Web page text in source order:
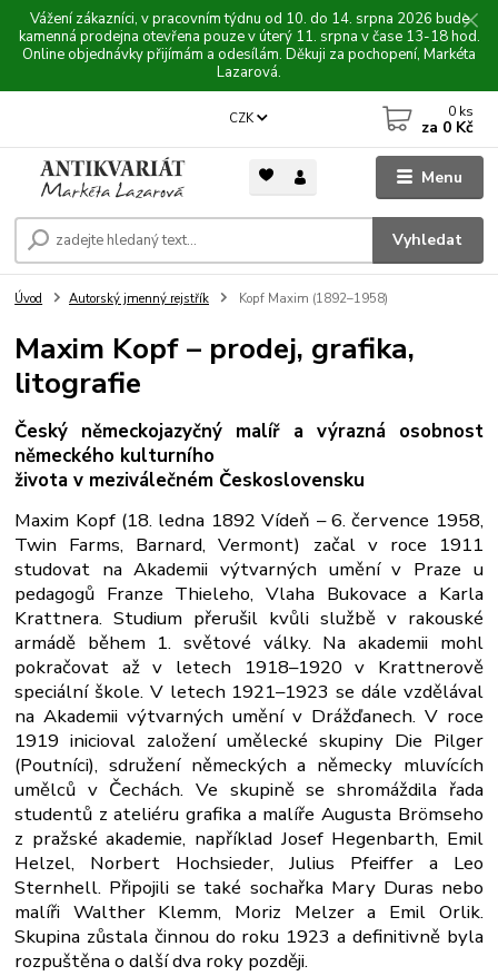
Vážení zákazníci, v pracovním týdnu od 10. do 14. srpna 2026 bude
kamenná prodejna otevřena pouze v úterý 11. srpna v čase 13-18 hod.
Online objednávky přijímám a odesílám. Děkuji za pochopení, Markéta
Lazarová.
Menu
CZK
Vyhledat
0 ks
za 0 Kč
Úvod Autorský jmenný rejstřík Kopf Maxim (1892–1958)
Maxim Kopf – prodej, grafika,
litografie
Český německojazyčný malíř a výrazná osobnost
německého kulturního
života v meziválečném Československu
Maxim Kopf (18. ledna 1892 Vídeň – 6. července 1958,
Twin Farms, Barnard, Vermont) začal v roce 1911
studovat na Akademii výtvarných umění v Praze u
pedagogů Franze Thieleho, Vlaha Bukovace a Karla
Krattnera. Studium přerušil kvůli službě v rakouské
armádě během 1. světové války. Na akademii mohl
pokračovat až v letech 1918–1920 v Krattnerově
speciální škole. V letech 1921–1923 se dále vzdělával
na Akademii výtvarných umění v Drážďanech. V roce
1919 inicioval založení umělecké skupiny Die Pilger
(Poutníci), sdružení německých a německy mluvících
umělců v Čechách. Ve skupině se shromáždila řada
studentů z ateliéru grafika a malíře Augusta Brömseho
z pražské akademie, například Josef Hegenbarth, Emil
Helzel, Norbert Hochsieder, Julius Pfeiffer a Leo
Sternhell. Připojili se také sochařka Mary Duras nebo
malíři Walther Klemm, Moriz Melzer a Emil Orlik.
Skupina zůstala činnou do roku 1923 a definitivně byla
rozpuštěna o další dva roky později.